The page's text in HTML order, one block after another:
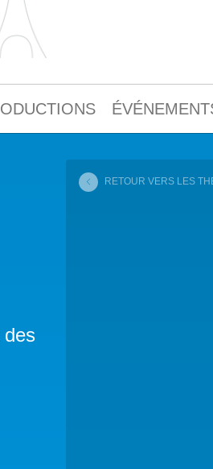
FORUM URBAIN
des
RETOUR VERS LES